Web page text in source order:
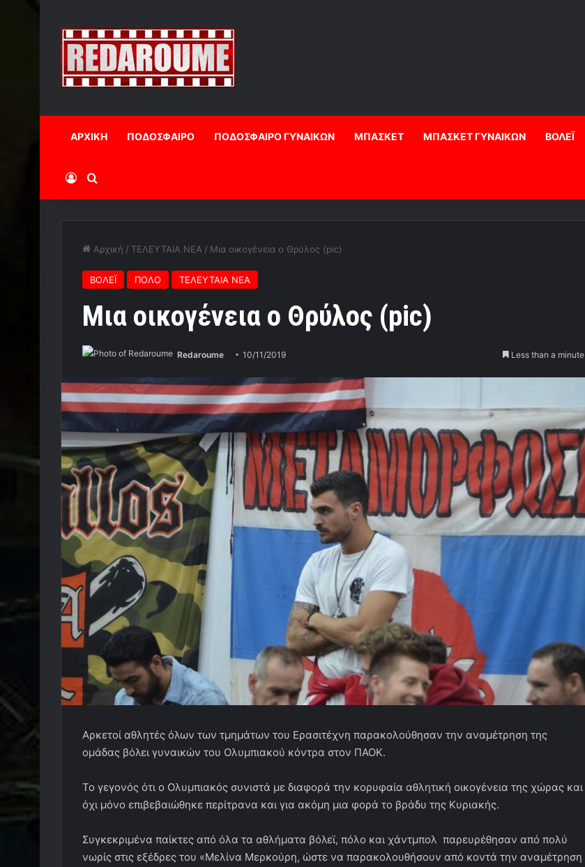
ΑΡΧΙΚΗ ΠΟΔΟΣΦΑΙΡΟ ΠΟΔΟΣΦΑΙΡΟ ΓΥΝΑΙΚΩΝ ΜΠΑΣΚΕΤ ΜΠΑΣΚΕΤ ΓΥΝΑΙΚΩΝ ΒΟΛΕΪ
Log InΑναζήτηση
Αρχική / ΤΕΛΕΥΤΑΙΑ ΝΕΑ / Μια οικογένεια ο Θρύλος (pic)
ΒΟΛΕΪ ΠΟΛΟ ΤΕΛΕΥΤΑΙΑ ΝΕΑ
Μια οικογένεια ο Θρύλος (pic)
Redaroume 10/11/2019 Less than a minute
Αρκετοί αθλητές όλων των τμημάτων του Ερασιτέχνη παρακολούθησαν την αναμέτρηση της
ομάδας βόλει γυναικών του Ολυμπιακού κόντρα στον ΠΑΟΚ.
Το γεγονός ότι ο Ολυμπιακός συνιστά με διαφορά την κορυφαία αθλητική οικογένεια της χώρας και
όχι μόνο επιβεβαιώθηκε περίτρανα και για ακόμη μια φορά το βράδυ της Κυριακής.
Συγκεκριμένα παίκτες από όλα τα αθλήματα βόλεϊ, πόλο και χάντμπολ παρευρέθησαν από πολύ
νωρίς στις εξέδρες του «Μελίνα Μερκούρη, ώστε να παρακολουθήσουν από κοντά την αναμέτρηση